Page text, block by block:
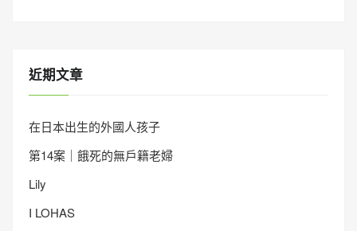
近期文章
在日本出生的外國人孩子
第14案｜餓死的無戶籍老婦
Lily
I LOHAS